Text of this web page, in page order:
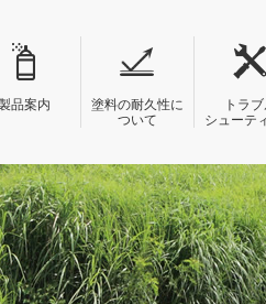
品案内
塗料の耐久性に
ついて
トラ
シューテ